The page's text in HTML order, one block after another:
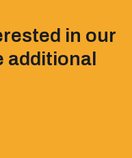
in our
additional